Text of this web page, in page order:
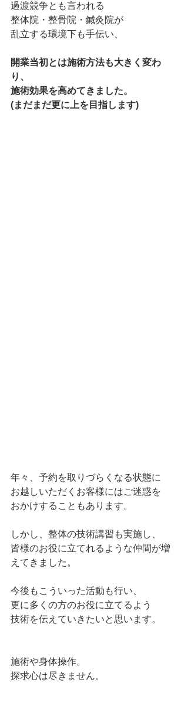
過渡競争とも言われる
整体院・整骨院・鍼灸院が
乱立する環境下も手伝い、
開業当初とは施術方法も大きく変わ
り、
施術効果を高めてきました。
(まだまだ更に上を目指します)
年々、予約を取りづらくなる状態に
お越しいただくお客様にはご迷惑を
おかけすることもあります。
しかし、整体の技術講習も実施し、
皆様のお役に立てれるような仲間が増
えてきました。
今後もこういった活動も行い、
更に多くの方のお役に立てるよう
技術を伝えていきたいと思います。
施術や身体操作。
探求心は尽きません。